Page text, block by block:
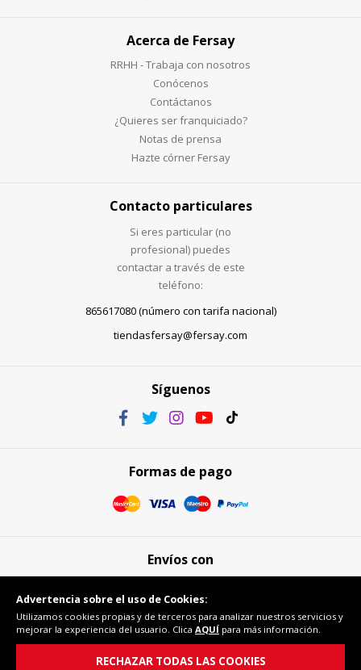
Acerca de Fersay
RRHH - Trabaja con nosotros
Conócenos
Contáctanos
¿Quieres ser franquiciado?
Notas de prensa
Hazte córner Fersay
Contacto particulares
Si eres particular (no
profesional) puedes
contactar a través de este
teléfono:
865617080 (número con tarifa nacional)
tiendasfersay@fersay.com
Síguenos
Formas de pago
Envíos con
Compra segura
Advertencia sobre el uso de Cookies:
Utilizamos cookies propias y de terceros para analizar nuestros servicios y
mejorar la experiencia del usuario. Clica AQUÍ para más información.
RECHAZAR TODAS LAS COOKIES